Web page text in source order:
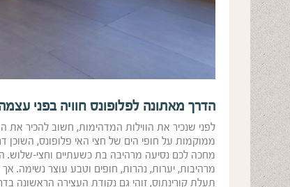
הדרך מאתונה לפלופונס חוויה בפני
לפני שנכיר את הווילות המדהימות, חשוב להכיר
ממוקמות על חופי הים של חצי האי פלופונס, השוכן
מחכה לכם נסיעה מרהיבה בת כשעתיים וחצי-שלוש.
מרהיבות, יערות, נהרות, חופים וטבע עוצר נשימה.
תעלת קורינתוס, זוהי גם נקודת העצירה הראשונה